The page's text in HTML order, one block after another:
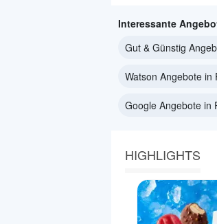
Interessante
Gut & Günstig
Watson Angebote in
Google Angebote in
HIGHLIGHTS